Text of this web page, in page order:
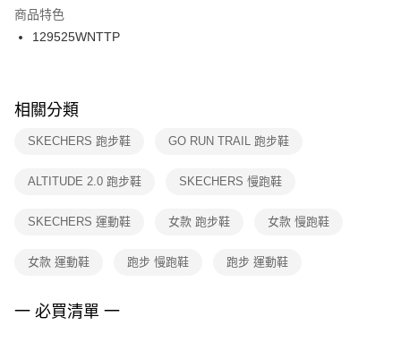
２．訂單成立數日內，您將收到繳費通知簡訊。
３．收到繳費通知簡訊後14天內，點擊此簡訊中的連結，可透過四大超商／
ATM／網路銀行／等多元方式進行付款，方視為交易完成。
※ 交易是否成功請以「AFTEE先享後付 」之結帳頁面顯示為準，若有關於
是否繳費成功／繳費後需取消欲退款等相關疑問，請聯繫「AFTEE先享後付
客戶支援中心」 https://netprotections.freshdesk.com/support/home
１．透過由恩沛科技股份有限公司提供之「AFTEE先享後付」服務完成之交
權轉讓予恩沛科技股份有限公司。
３．未成年的使用者請事先徵得法定代理人或監護人之同意方可使用
４．使用「AFTEE先享後付」時，將依據個別帳號之用戶狀況，依本公司即
付款後門市自取
每筆NT$100，滿NT$1,500(含以上)免運費
商品特色
129525WNTTP
相關分類
SKECHERS 跑步鞋 GO RUN TRAIL 跑步鞋
ALTITUDE 2.0 跑步鞋 SKECHERS 慢跑鞋
SKECHERS 運動鞋 女款 跑步鞋 女款 慢跑鞋
女款 運動鞋 跑步 慢跑鞋 跑步 運動鞋
一 必買清單 一